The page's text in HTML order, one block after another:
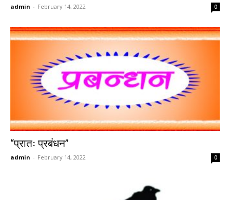
admin - February 14, 2022 0
‘‘प्रातः प्रबंधन’’
admin - February 14, 2022 0